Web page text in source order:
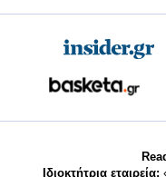
Ιδιοκτήτρια εταιρεία: